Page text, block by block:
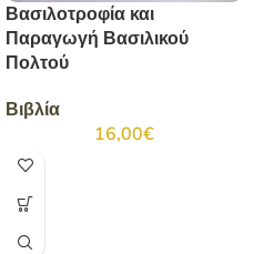
Βασιλοτροφία και
Παραγωγή Βασιλικού
Πολτού
Βιβλία
16,00€